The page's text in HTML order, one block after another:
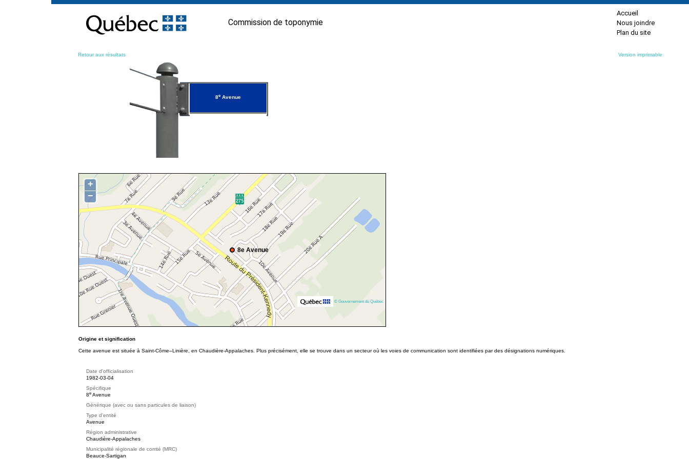
contenu
Commission de toponymie
Accueil
Nous joindre
Plan du site
Retour aux résultats Version imprimable
8eAvenue
8e Avenue
+
−
© Gouvernement du Québec
Origine et signification
Cette avenue est située à Saint-Côme–Linière, en Chaudière-Appalaches. Plus précisément, elle se trouve dans un secteur où les voies de communication sont identifiées par des désignations numériques.
Date d'officialisation
1982-03-04
Spécifique
8e Avenue
Générique (avec ou sans particules de liaison)
Type d'entité
Avenue
Région administrative
Chaudière-Appalaches
Municipalité régionale de comté (MRC)
Beauce-Sartigan